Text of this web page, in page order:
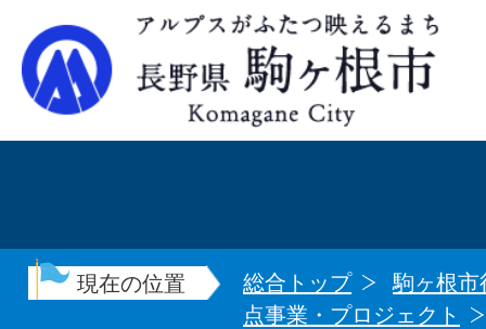
現在の位置 総合トップ
駒ヶ根市
点事業・プロジェクト